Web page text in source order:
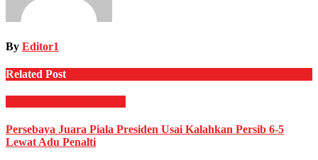
By Editor1
Related Post
Persebaya Juara Piala Presiden Usai Kalahkan Persib 6-5
Lewat Adu Penalti